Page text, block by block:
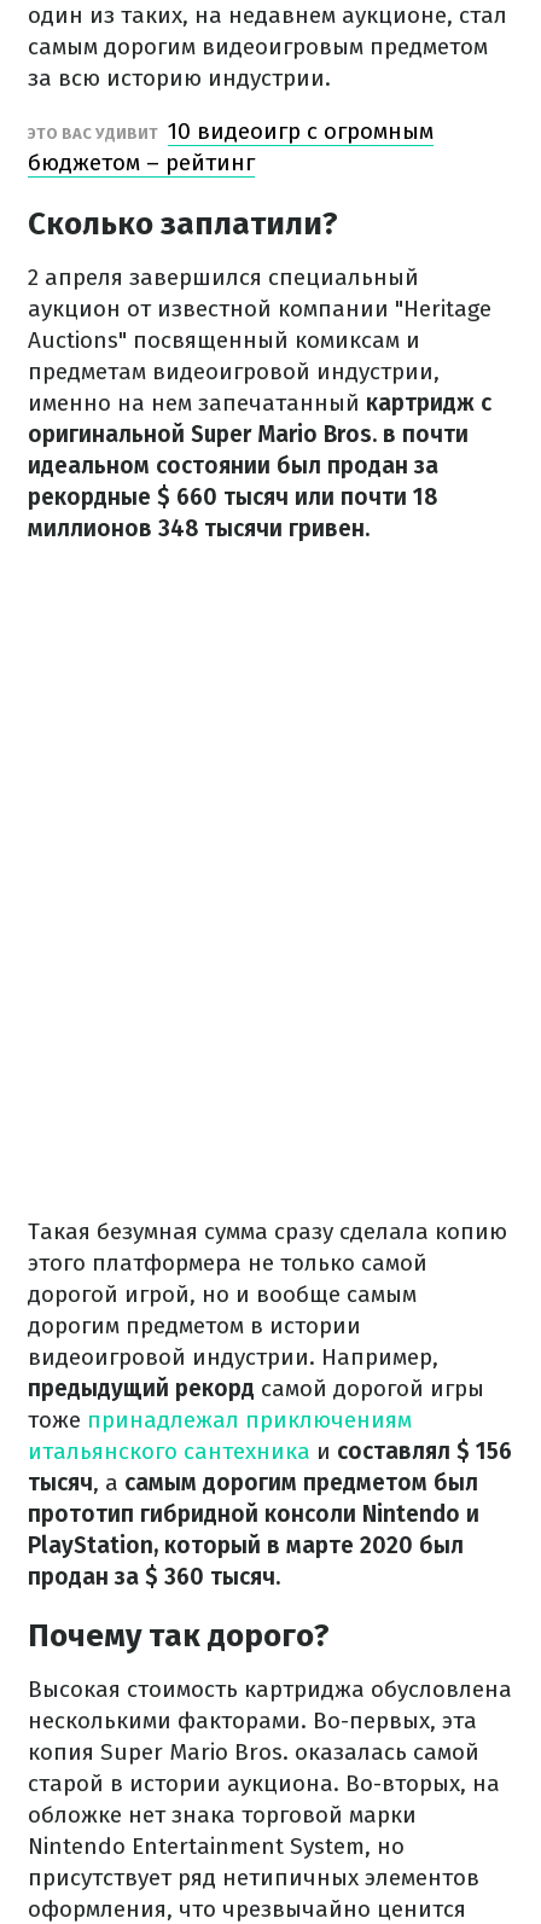
один из таких, на недавнем аукционе, стал
самым дорогим видеоигровым предметом
за всю историю индустрии.
ЭТО ВАС УДИВИТ 10 видеоигр с огромным
бюджетом – рейтинг
Сколько заплатили?
2 апреля завершился специальный
аукцион от известной компании "Heritage
Auctions" посвященный комиксам и
предметам видеоигровой индустрии,
именно на нем запечатанный картридж с
оригинальной Super Mario Bros. в почти
идеальном состоянии был продан за
рекордные $ 660 тысяч или почти 18
миллионов 348 тысячи гривен.
Такая безумная сумма сразу сделала копию
этого платформера не только самой
дорогой игрой, но и вообще самым
дорогим предметом в истории
видеоигровой индустрии. Например,
предыдущий рекорд самой дорогой игры
тоже принадлежал приключениям
итальянского сантехника и составлял $ 156
тысяч, а самым дорогим предметом был
прототип гибридной консоли Nintendo и
PlayStation, который в марте 2020 был
продан за $ 360 тысяч.
Почему так дорого?
Высокая стоимость картриджа обусловлена
​​несколькими факторами. Во-первых, эта
копия Super Mario Bros. оказалась самой
старой в истории аукциона. Во-вторых, на
обложке нет знака торговой марки
Nintendo Entertainment System, но
присутствует ряд нетипичных элементов
оформления, что чрезвычайно ценится